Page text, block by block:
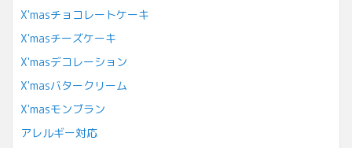
X'masチョコレートケーキ
X'masチーズケーキ
X'masデコレーション
X'masバタークリーム
X'masモンブラン
アレルギー対応